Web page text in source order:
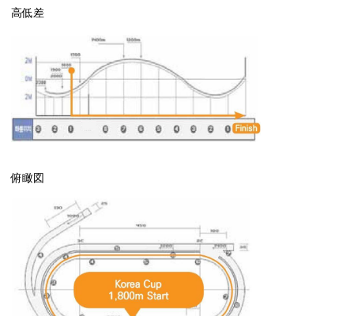
高低差
俯瞰図